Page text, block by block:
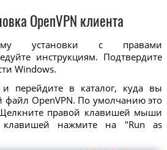
OpenVPN клиента
установки с правами
инструкциям. Подтвердите
Windows.
перейдите в каталог, куда вы
файл OpenVPN. По умолчанию это
Щелкните правой клавишей мыши
нажмите на "Run as